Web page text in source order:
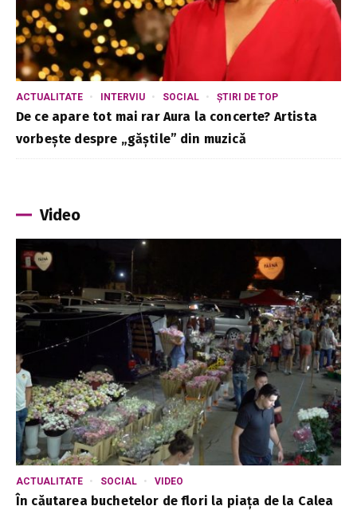
ACTUALITATE INTERVIU SOCIAL ȘTIRI DE TOP
De ce apare tot mai rar Aura la concerte? Artista
vorbește despre „găștile” din muzică
Video
ACTUALITATE SOCIAL VIDEO
În căutarea buchetelor de flori la piața de la Calea